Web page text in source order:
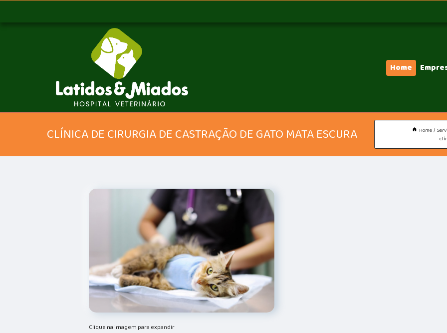
Home
CLÍNICA DE CIRURGIA DE CASTRAÇÃO DE GATO MATA ESCURA Home
Clique na imagem para expandir